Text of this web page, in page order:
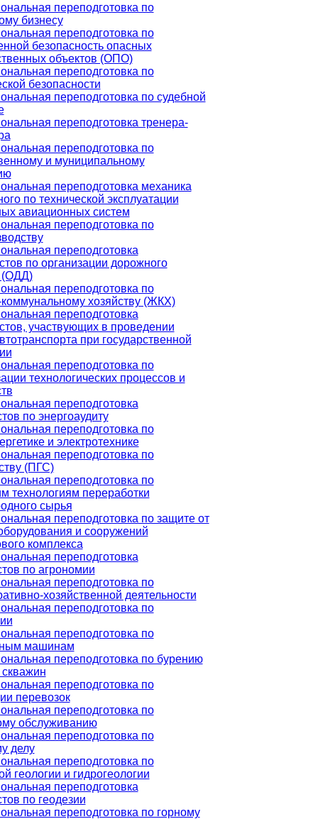
переподготовка по
бизнесу
переподготовка по
безопасность опасных
объектов (ОПО)
переподготовка по
безопасности
переподготовка по судебной
переподготовка тренера-
переподготовка по
и муниципальному
переподготовка механика
по технической эксплуатации
авиационных систем
переподготовка по
переподготовка
по организации дорожного
(ОДД)
переподготовка по
хозяйству (ЖКХ)
переподготовка
участвующих в проведении
при государственной
переподготовка по
технологических процессов и
переподготовка
по энергоаудиту
переподготовка по
и электротехнике
переподготовка по
(ПГС)
переподготовка по
технологиям переработки
сырья
переподготовка по защите от
и сооружений
комплекса
переподготовка
по агрономии
переподготовка по
хозяйственной деятельности
переподготовка по
переподготовка по
машинам
переподготовка по бурению
переподготовка по
перевозок
переподготовка по
обслуживанию
переподготовка по
делу
переподготовка по
геологии и гидрогеологии
переподготовка
по геодезии
переподготовка по горному